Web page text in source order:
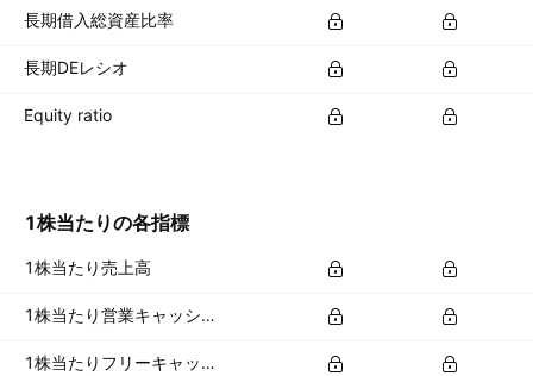
長期借入総資産比率
長期DEレシオ
Equity ratio
1株当たりの各指標
1株当たり売上高
1株当たり営業キャッシュフロー
1株当たりフリーキャッシュフロー